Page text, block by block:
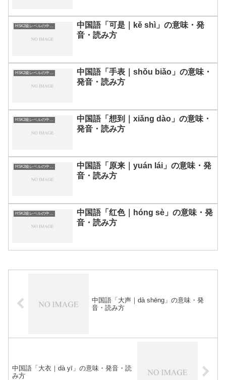
HSK2級レベルの中国語
中国語「可是｜kě shì」の意味・発
音・読み方
HSK2級レベルの中国語
中国語「手表｜shǒu biǎo」の意味・
発音・読み方
HSK2級レベルの中国語
中国語「想到｜xiǎng dào」の意味・
発音・読み方
中国語「原来｜yuán lái」の意味・発
音・読み方
中国語「红色｜hóng sè」の意味・発
音・読み方
中国語「大声｜dà shēng」の意味・発
音・読み方
中国語「大衣｜dà yī」の意味・発音・読
み方